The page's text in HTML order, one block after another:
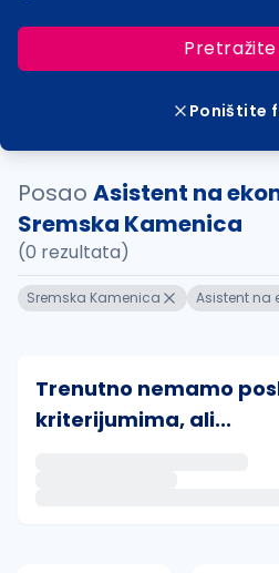
Pretražite
Poništite
Posao Asistent na
Sremska Kamenica
(0 rezultata)
Sremska Kamenica Asistent na
Trenutno nemamo
kriterijumima, ali...